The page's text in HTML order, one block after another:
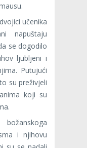
učenika
napuštaju
se dogodilo
ljubljeni i
Putujući
su preži­vjeli
koji su
i njihovu